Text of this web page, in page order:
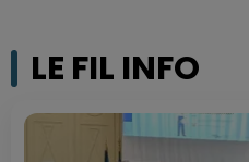
LE FIL INFO